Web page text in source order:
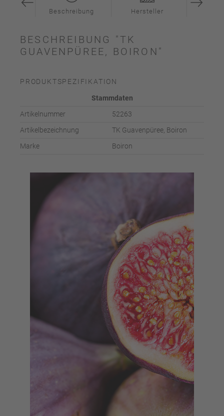
Beschreibung Hersteller
BESCHREIBUNG "TK
GUAVENPÜREE, BOIRON"
PRODUKTSPEZIFIKATION
Stammdaten
Artikelnummer
52263
Artikelbezeichnung
TK Guavenpüree, Boiron
Marke
Boiron